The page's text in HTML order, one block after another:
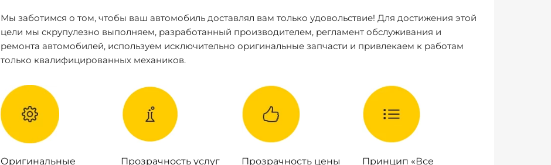
Мы заботимся о том, чтобы ваш автомобиль доставлял вам только удовольствие! Для достижения этой
цели мы скрупулезно выполняем, разработанный производителем, регламент обслуживания и
ремонта автомобилей, используем исключительно оригинальные запчасти и привлекаем к работам
только квалифицированных механиков.
Оригинальные
Прозрачность услуг Прозрачность цены
Принцип «Все